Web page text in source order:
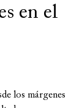
en el
los márgenes